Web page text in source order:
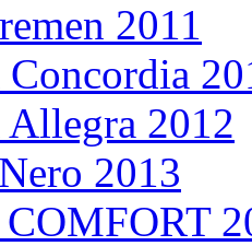
2011
Concordia
Allegra 2012
2013